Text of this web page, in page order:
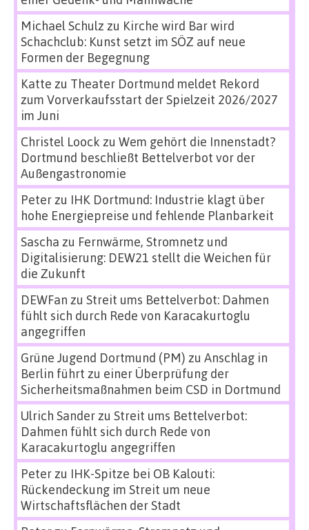
Michael Schulz zu Kirche wird Bar wird
Schachclub: Kunst setzt im SÖZ auf neue
Formen der Begegnung
Katte zu Theater Dortmund meldet Rekord
zum Vorverkaufsstart der Spielzeit 2026/2027
im Juni
Christel Loock zu Wem gehört die Innenstadt?
Dortmund beschließt Bettelverbot vor der
Außengastronomie
Peterzu IHK Dortmund: Industrie klagt über
hohe Energiepreise und fehlende Planbarkeit
Sascha zu Fernwärme, Stromnetz und
Digitalisierung: DEW21 stellt die Weichen für
die Zukunft
DEWFan zu Streit ums Bettelverbot: Dahmen
fühlt sich durch Rede von Karacakurtoglu
angegriffen
Grüne Jugend Dortmund (PM) zu Anschlag in
Berlin führt zu einer Überprüfung der
Sicherheitsmaßnahmen beim CSD in Dortmund
Ulrich Sanderzu Streit ums Bettelverbot:
Dahmen fühlt sich durch Rede von
Karacakurtoglu angegriffen
Peterzu IHK-Spitze bei OB Kalouti:
Rückendeckung im Streit um neue
Wirtschaftsflächen der Stadt